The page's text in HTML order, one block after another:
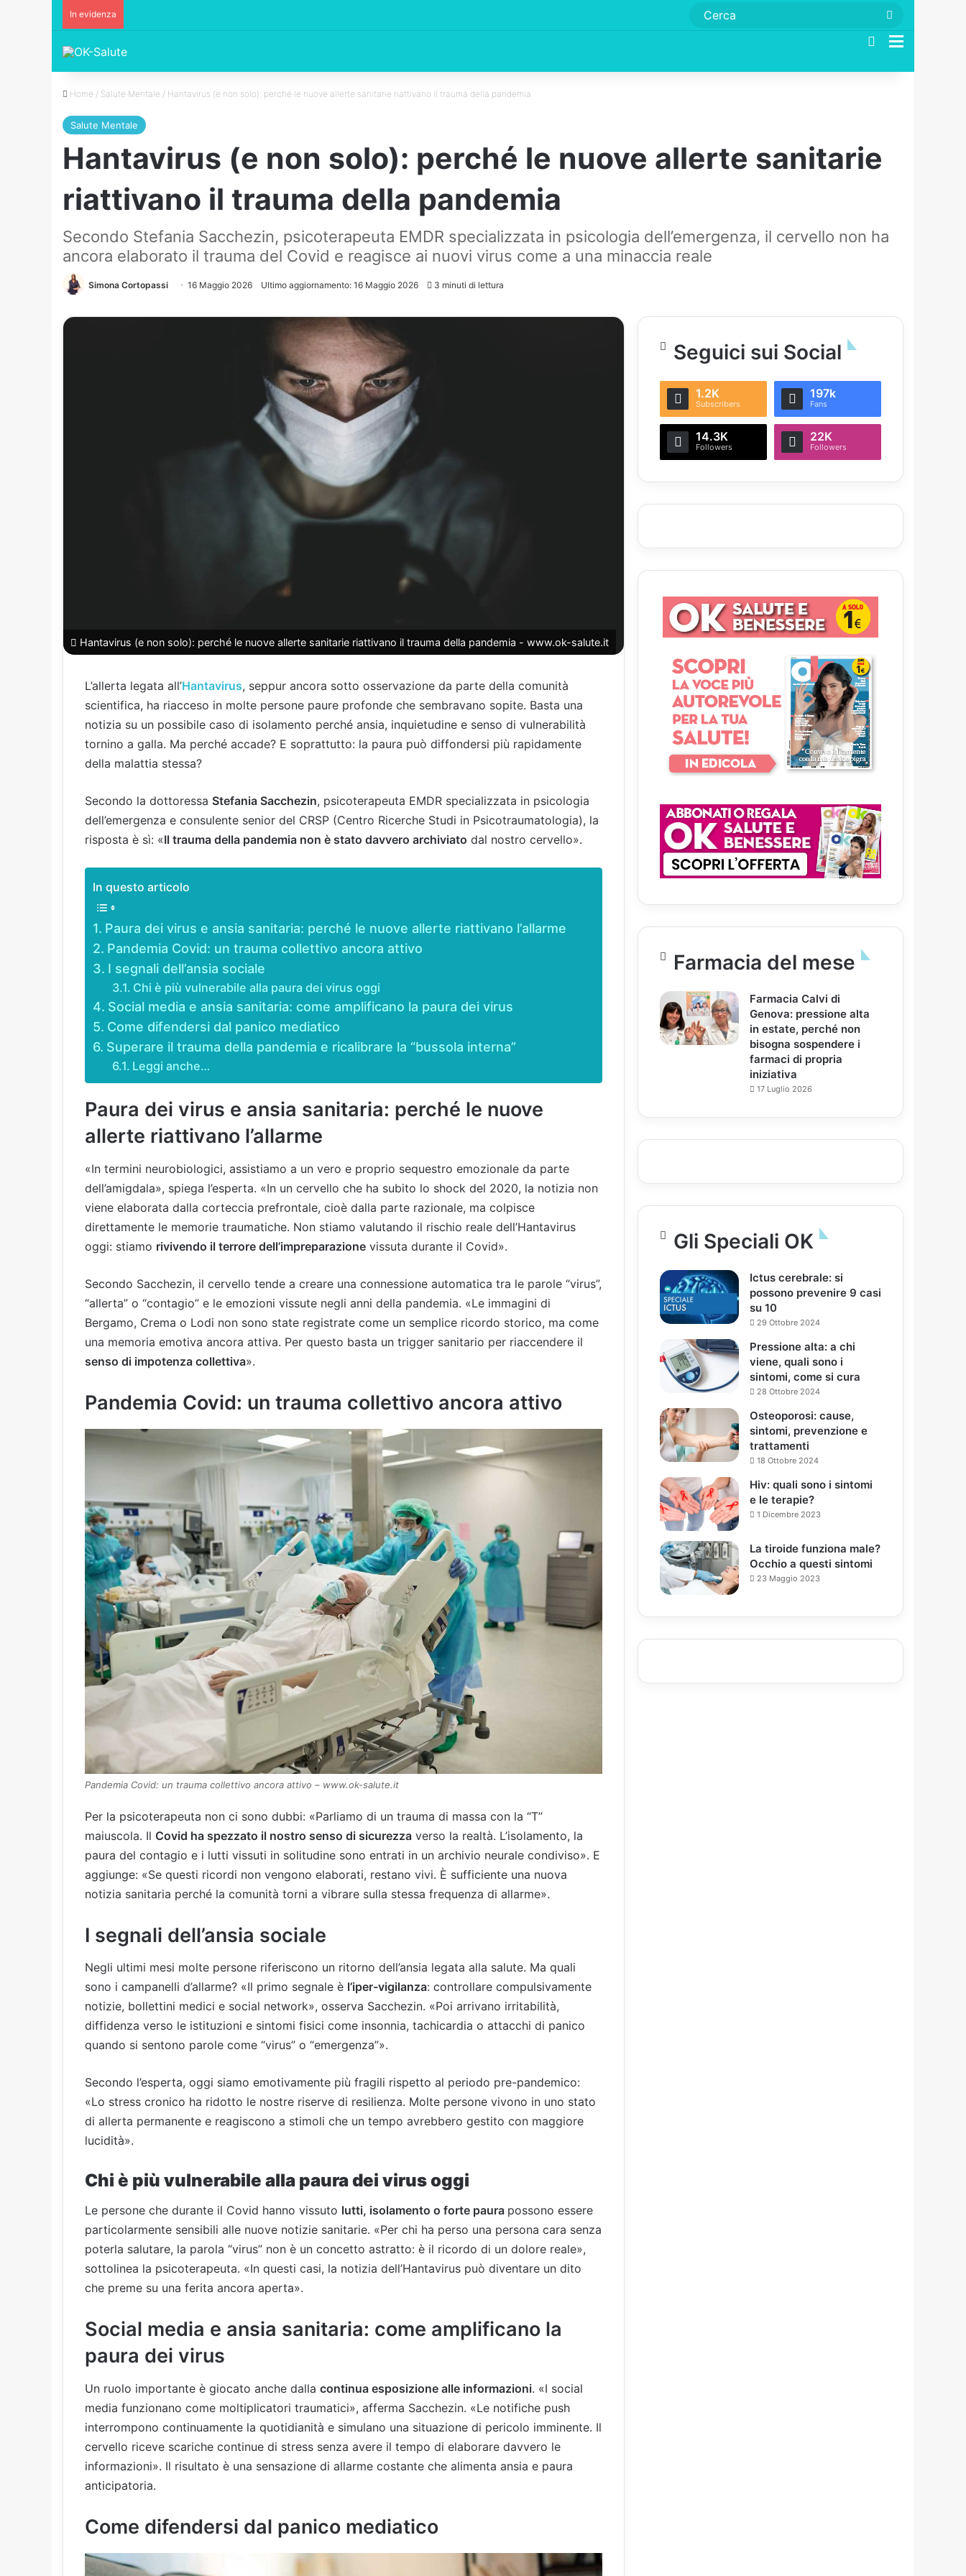
In evidenza
Cerca
Home / Salute Mentale / Hantavirus (e non solo): perché le nuove allerte sanitarie riattivano il trauma della pandemia
Salute Mentale
Hantavirus (e non solo): perché le nuove allerte sanitarie
riattivano il trauma della pandemia
Secondo Stefania Sacchezin, psicoterapeuta EMDR specializzata in psicologia dell’emergenza, il cervello non ha
ancora elaborato il trauma del Covid e reagisce ai nuovi virus come a una minaccia reale
Simona Cortopassi 16 Maggio 2026 Ultimo aggiornamento: 16 Maggio 2026 3 minuti di lettura
Hantavirus (e non solo): perché le nuove allerte sanitarie riattivano il trauma della pandemia - www.ok-salute.it
L’allerta legata all’Hantavirus, seppur ancora sotto osservazione da parte della comunità
scientifica, ha riacceso in molte persone paure profonde che sembravano sopite. Basta una
notizia su un possibile caso di isolamento perché ansia, inquietudine e senso di vulnerabilità
tornino a galla. Ma perché accade? E soprattutto: la paura può diffondersi più rapidamente
della malattia stessa?
Secondo la dottoressa Stefania Sacchezin, psicoterapeuta EMDR specializzata in psicologia
dell’emergenza e consulente senior del CRSP (Centro Ricerche Studi in Psicotraumatologia), la
risposta è sì: «Il trauma della pandemia non è stato davvero archiviato dal nostro cervello».
In questo articolo
Paura dei virus e ansia sanitaria: perché le nuove allerte riattivano l’allarme
Pandemia Covid: un trauma collettivo ancora attivo
I segnali dell’ansia sociale
Chi è più vulnerabile alla paura dei virus oggi
Social media e ansia sanitaria: come amplificano la paura dei virus
Come difendersi dal panico mediatico
Superare il trauma della pandemia e ricalibrare la “bussola interna”
Leggi anche…
Paura dei virus e ansia sanitaria: perché le nuove
allerte riattivano l’allarme
«In termini neurobiologici, assistiamo a un vero e proprio sequestro emozionale da parte
dell’amigdala», spiega l’esperta. «In un cervello che ha subito lo shock del 2020, la notizia non
viene elaborata dalla corteccia prefrontale, cioè dalla parte razionale, ma colpisce
direttamente le memorie traumatiche. Non stiamo valutando il rischio reale dell’Hantavirus
oggi: stiamo rivivendo il terrore dell’impreparazione vissuta durante il Covid».
Secondo Sacchezin, il cervello tende a creare una connessione automatica tra le parole “virus”,
“allerta” o “contagio” e le emozioni vissute negli anni della pandemia. «Le immagini di
Bergamo, Crema o Lodi non sono state registrate come un semplice ricordo storico, ma come
una memoria emotiva ancora attiva. Per questo basta un trigger sanitario per riaccendere il
senso di impotenza collettiva».
Pandemia Covid: un trauma collettivo ancora attivo
Pandemia Covid: un trauma collettivo ancora attivo – www.ok-salute.it
Per la psicoterapeuta non ci sono dubbi: «Parliamo di un trauma di massa con la “T”
maiuscola. Il Covid ha spezzato il nostro senso di sicurezza verso la realtà. L’isolamento, la
paura del contagio e i lutti vissuti in solitudine sono entrati in un archivio neurale condiviso». E
aggiunge: «Se questi ricordi non vengono elaborati, restano vivi. È sufficiente una nuova
notizia sanitaria perché la comunità torni a vibrare sulla stessa frequenza di allarme».
I segnali dell’ansia sociale
Negli ultimi mesi molte persone riferiscono un ritorno dell’ansia legata alla salute. Ma quali
sono i campanelli d’allarme? «Il primo segnale è l’iper-vigilanza: controllare compulsivamente
notizie, bollettini medici e social network», osserva Sacchezin. «Poi arrivano irritabilità,
diffidenza verso le istituzioni e sintomi fisici come insonnia, tachicardia o attacchi di panico
quando si sentono parole come “virus” o “emergenza”».
Secondo l’esperta, oggi siamo emotivamente più fragili rispetto al periodo pre-pandemico:
«Lo stress cronico ha ridotto le nostre riserve di resilienza. Molte persone vivono in uno stato
di allerta permanente e reagiscono a stimoli che un tempo avrebbero gestito con maggiore
lucidità».
Chi è più vulnerabile alla paura dei virus oggi
Le persone che durante il Covid hanno vissuto lutti, isolamento o forte paura possono essere
particolarmente sensibili alle nuove notizie sanitarie. «Per chi ha perso una persona cara senza
poterla salutare, la parola “virus” non è un concetto astratto: è il ricordo di un dolore reale»,
sottolinea la psicoterapeuta. «In questi casi, la notizia dell’Hantavirus può diventare un dito
che preme su una ferita ancora aperta».
Social media e ansia sanitaria: come amplificano la
paura dei virus
Un ruolo importante è giocato anche dalla continua esposizione alle informazioni. «I social
media funzionano come moltiplicatori traumatici», afferma Sacchezin. «Le notifiche push
interrompono continuamente la quotidianità e simulano una situazione di pericolo imminente. Il
cervello riceve scariche continue di stress senza avere il tempo di elaborare davvero le
informazioni». Il risultato è una sensazione di allarme costante che alimenta ansia e paura
anticipatoria.
Come difendersi dal panico mediatico
Seguici sui Social
1.2K
Subscribers
197k
Fans
14.3K
Followers
22K
Followers
Farmacia del mese
Farmacia Calvi di
Genova: pressione alta
in estate, perché non
bisogna sospendere i
farmaci di propria
iniziativa
17 Luglio 2026
Gli Speciali OK
Ictus cerebrale: si
possono prevenire 9 casi
su 10
29 Ottobre 2024
Pressione alta: a chi
viene, quali sono i
sintomi, come si cura
28 Ottobre 2024
Osteoporosi: cause,
sintomi, prevenzione e
trattamenti
18 Ottobre 2024
Hiv: quali sono i sintomi
e le terapie?
1 Dicembre 2023
La tiroide funziona male?
Occhio a questi sintomi
23 Maggio 2023